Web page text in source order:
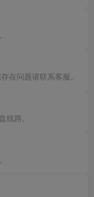
在问题请联系客服。
路。